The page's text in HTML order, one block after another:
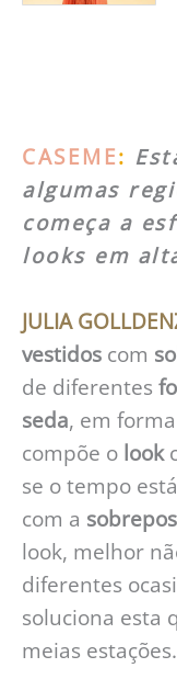
CASEME:
algumas
começa a
looks em
JULIA
vestidos com
de diferentes
seda, em
compõe o look
se o tempo
com a
look, melhor
diferentes
soluciona esta
meias estações.